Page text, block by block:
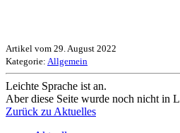
Artikel vom 29. August 2022
Kategorie: Allgemein
Leichte Sprache ist an.
Aber diese Seite wurde noch nicht in
Zurück zu Aktuelles